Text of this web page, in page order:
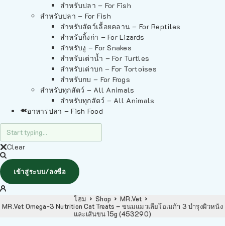
สำหรับปลา – For Fish
สำหรับปลา – For Fish
สำหรับสัตว์เลื้อยคลาน – For Reptiles
สำหรับกิ้งก่า – For Lizards
สำหรับงู – For Snakes
สำหรับเต่าน้ำ – For Turtles
สำหรับเต่าบก – For Tortoises
สำหรับกบ – For Frogs
สำหรับทุกสัตว์ – All Animals
สำหรับทุกสัตว์ – All Animals
อาหารปลา – Fish Food
Clear
เข้าสู่ระบบ/ลงชื่อ
โฮม Shop
MR.Vet
MR.Vet Omega-3 Nutrition Cat Treats – ขนมแมวเลียโอเมก้า 3 บำรุงผิวหนัง
และเส้นขน 15g (453290)